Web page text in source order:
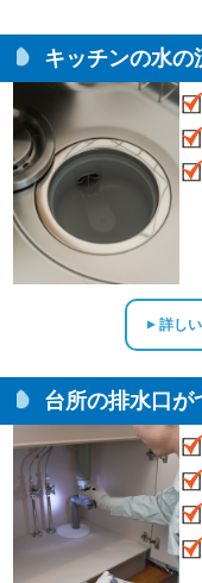
キッチンの水の
▲詳し
台所の排水口が